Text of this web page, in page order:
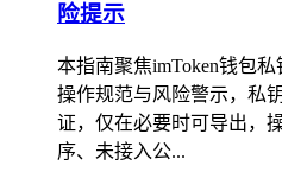
险提示
本指南聚焦imToken钱包
操作规范与风险警示，私
证，仅在必要时可导出，
序、未接入公...